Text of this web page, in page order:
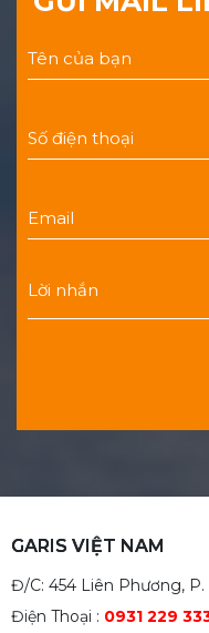
GARIS VIỆT NAM
Đ/C: 454 Liên Phương,
Điện Thoại : 0931 229